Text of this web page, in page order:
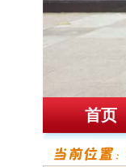
首页